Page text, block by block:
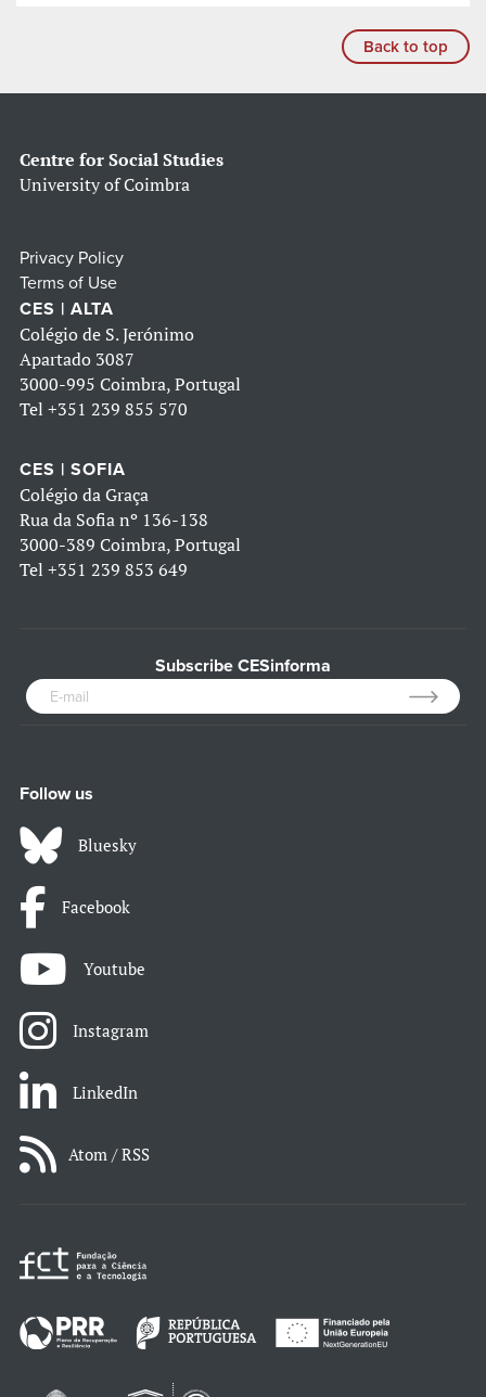
Back to top
Centre for Social Studies
University of Coimbra
Privacy Policy
Terms of Use
CES | ALTA
Colégio de S. Jerónimo
Apartado 3087
3000-995 Coimbra, Portugal
Tel +351 239 855 570
CES | SOFIA
Colégio da Graça
Rua da Sofia nº 136-138
3000-389 Coimbra, Portugal
Tel +351 239 853 649
Subscribe CESinforma
Follow us
Bluesky
Facebook
Youtube
Instagram
LinkedIn
Atom / RSS